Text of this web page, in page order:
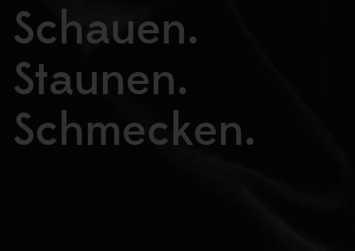
Schauen.
Staunen.
Schmecken.